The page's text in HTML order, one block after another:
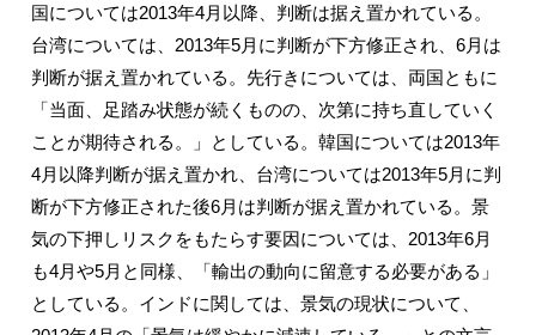
国については2013年4月以降、判断は据え置かれている。
台湾については、2013年5月に判断が下方修正され、6月は
判断が据え置かれている。先行きについては、両国ともに
「当面、足踏み状態が続くものの、次第に持ち直していく
ことが期待される。」としている。韓国については2013年
4月以降判断が据え置かれ、台湾については2013年5月に判
断が下方修正された後6月は判断が据え置かれている。景
気の下押しリスクをもたらす要因については、2013年6月
も4月や5月と同様、「輸出の動向に留意する必要がある」
としている。インドに関しては、景気の現状について、